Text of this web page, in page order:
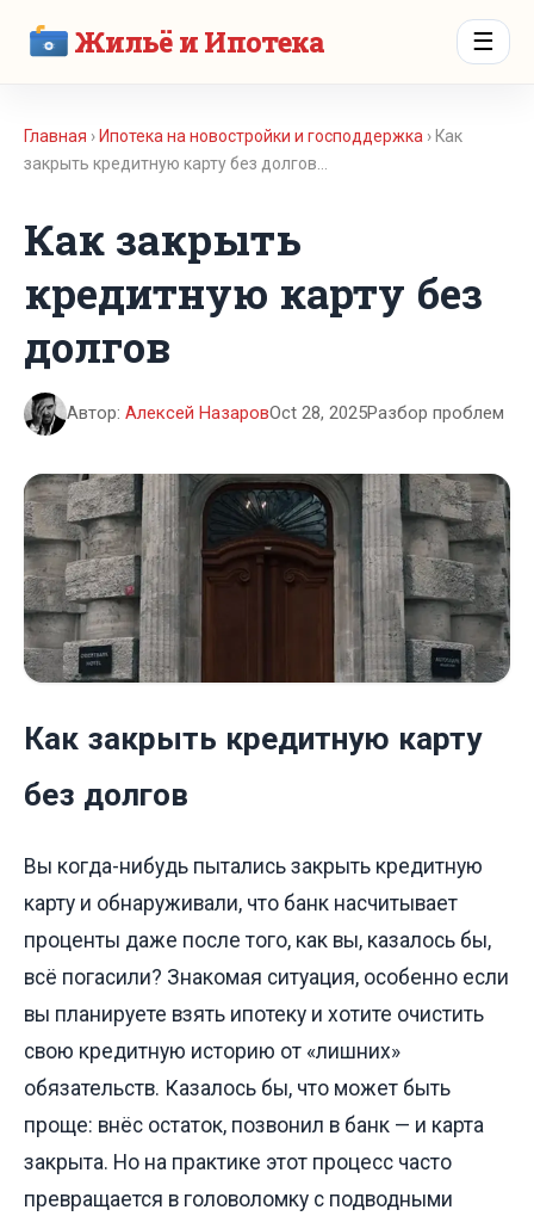
Жильё и Ипотека ☰
Главная › Ипотека на новостройки и господдержка › Как
закрыть кредитную карту без долгов…
Как закрыть
кредитную карту без
долгов
Автор: Алексей НазаровOct 28, 2025Разбор проблем
Как закрыть кредитную карту
без долгов
Вы когда-нибудь пытались закрыть кредитную
карту и обнаруживали, что банк насчитывает
проценты даже после того, как вы, казалось бы,
всё погасили? Знакомая ситуация, особенно если
вы планируете взять ипотеку и хотите очистить
свою кредитную историю от «лишних»
обязательств. Казалось бы, что может быть
проще: внёс остаток, позвонил в банк — и карта
закрыта. Но на практике этот процесс часто
превращается в головоломку с подводными